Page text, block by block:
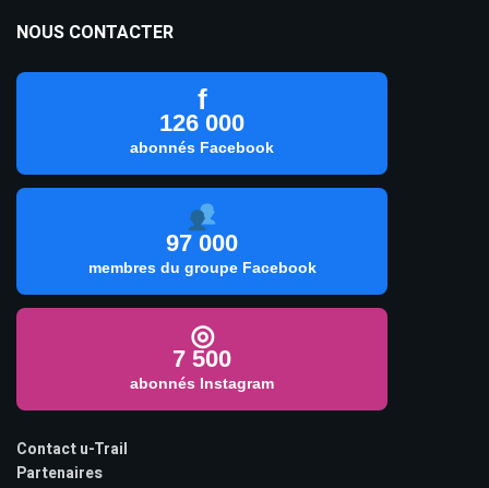
NOUS CONTACTER
f
126 000
abonnés Facebook
97 000
membres du groupe Facebook
◎
7 500
abonnés Instagram
Contact u-Trail
Partenaires